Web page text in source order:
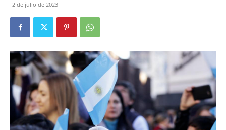
2 de julio de 2023